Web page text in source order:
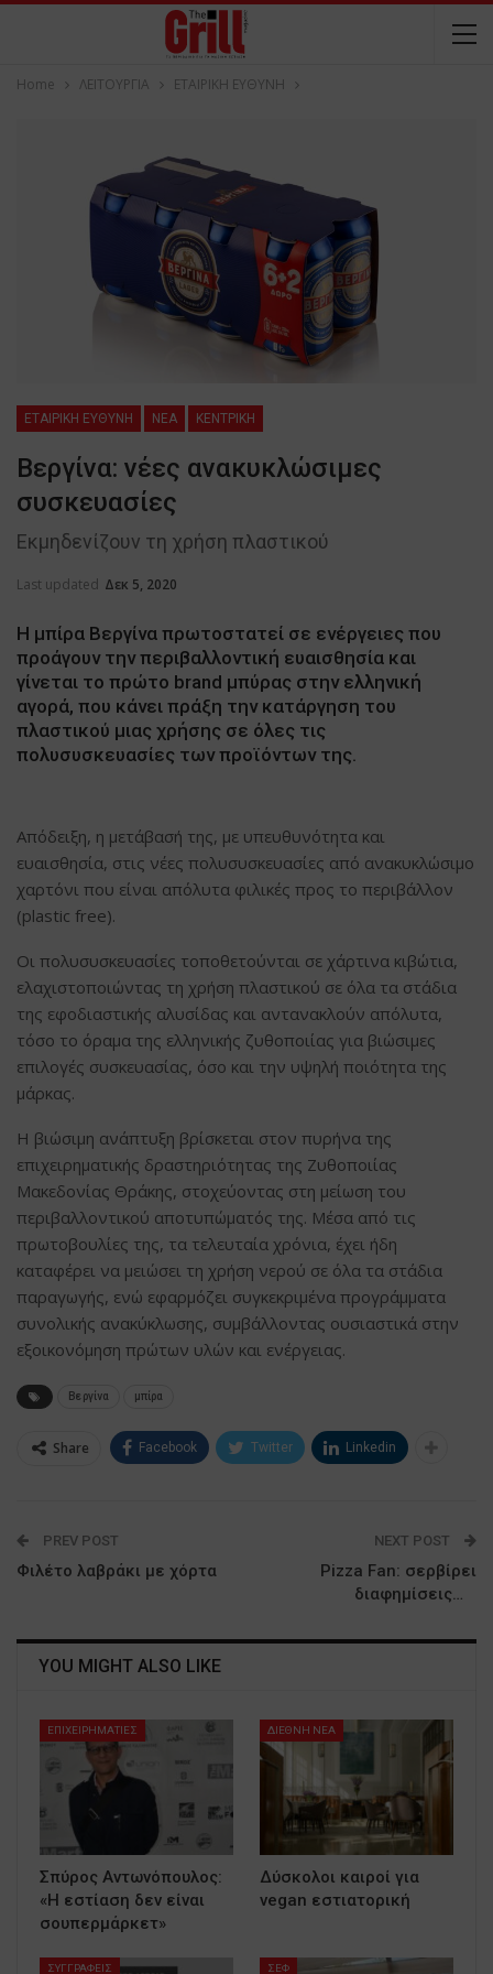
Home ΛΕΙΤΟΥΡΓΙΑ ΕΤΑΙΡΙΚΗ ΕΥΘΥΝΗ
ΕΤΑΙΡΙΚΗ ΕΥΘΥΝΗ NEA ΚΕΝΤΡΙΚΗ
Βεργίνα: νέες ανακυκλώσιμες
συσκευασίες
Εκμηδενίζουν τη χρήση πλαστικού
Last updated Δεκ 5, 2020
Η μπίρα Βεργίνα πρωτοστατεί σε ενέργειες που
προάγουν την περιβαλλοντική ευαισθησία και
γίνεται τo πρώτo brand μπύρας στην ελληνική
αγορά, που κάνει πράξη την κατάργηση του
πλαστικού μιας χρήσης σε όλες τις
πολυσυσκευασίες των προϊόντων της.
Απόδειξη, η μετάβασή της, με υπευθυνότητα και
ευαισθησία, στις νέες πολυσυσκευασίες από ανακυκλώσιμο
χαρτόνι που είναι απόλυτα φιλικές προς το περιβάλλον
(plastic free).
Οι πολυσυσκευασίες τοποθετούνται σε χάρτινα κιβώτια,
ελαχιστοποιώντας τη χρήση πλαστικού σε όλα τα στάδια
της εφοδιαστικής αλυσίδας και αντανακλούν απόλυτα,
τόσο το όραμα της ελληνικής ζυθοποιίας για βιώσιμες
επιλογές συσκευασίας, όσο και την υψηλή ποιότητα της
μάρκας.
Η βιώσιμη ανάπτυξη βρίσκεται στον πυρήνα της
επιχειρηματικής δραστηριότητας της Ζυθοποιίας
Μακεδονίας Θράκης, στοχεύοντας στη μείωση του
περιβαλλοντικού αποτυπώματός της. Μέσα από τις
πρωτοβουλίες της, τα τελευταία χρόνια, έχει ήδη
καταφέρει να μειώσει τη χρήση νερού σε όλα τα στάδια
παραγωγής, ενώ εφαρμόζει συγκεκριμένα προγράμματα
συνολικής ανακύκλωσης, συμβάλλοντας ουσιαστικά στην
εξοικονόμηση πρώτων υλών και ενέργειας.
Βεργίνα μπίρα
Share Facebook Twitter Linkedin
PREV POST
Φιλέτο λαβράκι με χόρτα
NEXT POST
Pizza Fan: σερβίρει
διαφημίσεις…
YOU MIGHT ALSO LIKE
ΕΠΙΧΕΙΡΗΜΑΤΙΕΣ
Σπύρος Αντωνόπουλος:
«Η εστίαση δεν είναι
σουπερμάρκετ»
ΔΙΕΘΝΗ ΝΕΑ
Δύσκολοι καιροί για
vegan εστιατορική
ΣΥΓΓΡΑΦΕΙΣ ΣΕΦ